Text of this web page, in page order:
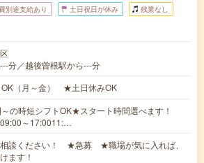
別途支給あり 土日祝日が休み 残業なし
分／越後曽根駅から---分
OK（月～金） ★土日休みOK
の時短シフトOK★スタート時間選べます！
～17:0011:…
談ください！ ★急募 ★職場が気に入れば、
ます！